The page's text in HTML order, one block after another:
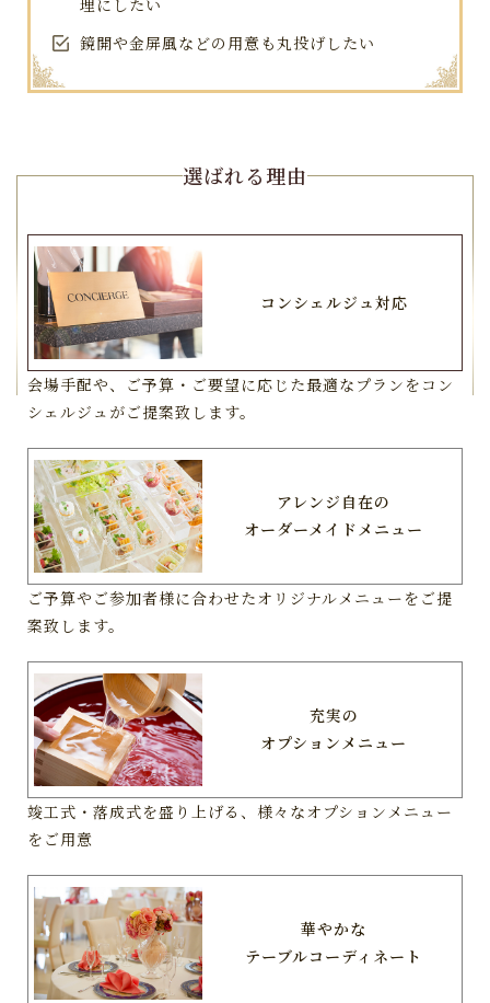
理にしたい
鏡開や金屏風などの用意も丸投げしたい
選ばれる理由
コンシェルジュ対応
会場手配や、ご予算・ご要望に応じた最適なプランをコン
シェルジュがご提案致します。
アレンジ自在の
オーダーメイドメニュー
ご予算やご参加者様に合わせたオリジナルメニューをご提
案致します。
充実の
オプションメニュー
竣工式・落成式を盛り上げる、様々なオプションメニュー
をご用意
華やかな
テーブルコーディネート